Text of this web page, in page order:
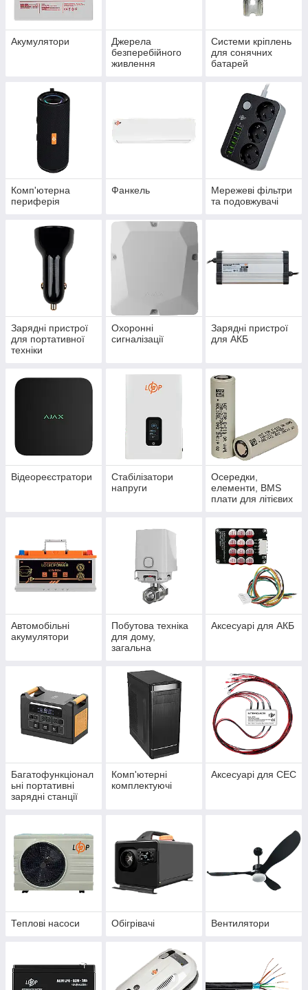
Акумулятори
Джерела
безперебійного
живлення
Системи кріплень
для сонячних
батарей
Комп'ютерна
периферія
Фанкель
Мережеві фільтри
та подовжувачі
Зарядні пристрої
для портативної
техніки
Охоронні
сигналізації
Зарядні пристрої
для АКБ
Відеореєстратори
Стабілізатори
напруги
Осередки,
елементи, BMS
плати для літієвих
Автомобільні
акумулятори
Побутова техніка
для дому,
загальна
Аксесуарі для АКБ
Багатофункціонал
ьні портативні
зарядні станції
Комп'ютерні
комплектуючі
Аксесуарі для СЕС
Теплові насоси Обігрівачі Вентилятори